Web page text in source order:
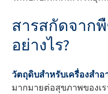
สารสกัดจาก
อย่างไร?
วัตถุดิบสำหรับเครื่องสำ
มากมายต่อสุขภาพของ